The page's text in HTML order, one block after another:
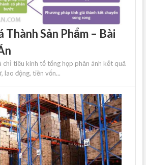
Thành Sản Phẩm – Bài
chỉ tiêu kinh tế tổng hợp phản ánh kết quả
lao động, tiền vốn...